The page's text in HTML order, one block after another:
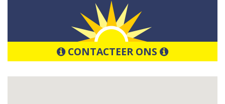
CONTACTEER ONS